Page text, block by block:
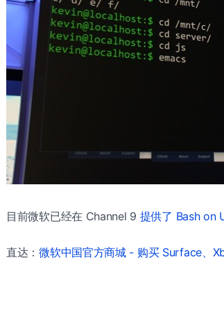
目前微软已经在 Channel 9 提供了 Bash on
直达：微软中国官方商城 - 购买 Surface、